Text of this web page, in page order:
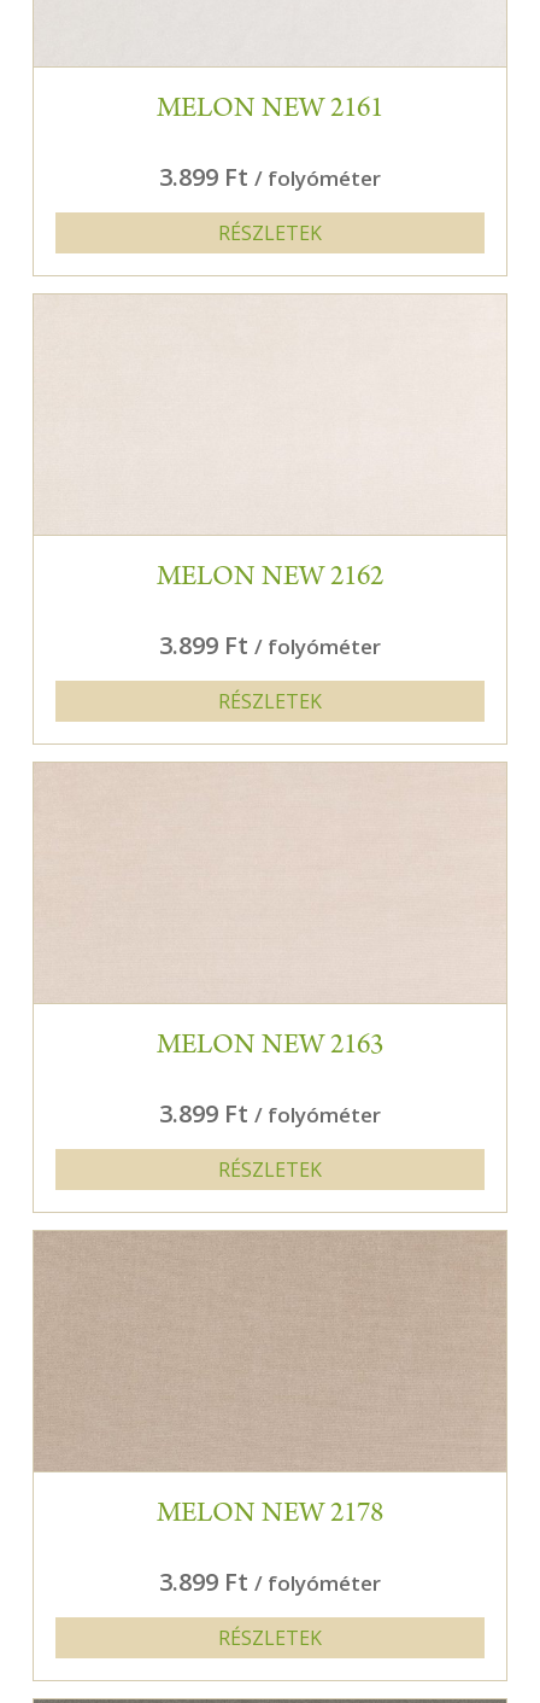
MELON NEW 2161
3.899 Ft / folyóméter
RÉSZLETEK
MELON NEW 2162
3.899 Ft / folyóméter
RÉSZLETEK
MELON NEW 2163
3.899 Ft / folyóméter
RÉSZLETEK
MELON NEW 2178
3.899 Ft / folyóméter
RÉSZLETEK